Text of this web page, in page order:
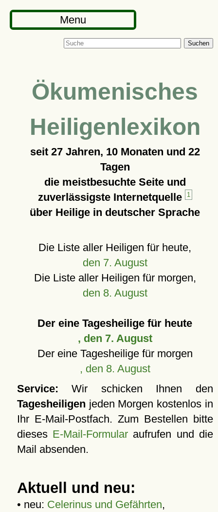
Menu
Suchen
Ökumenisches
Heiligenlexikon
seit 27 Jahren, 10 Monaten und 22
Tagen
die meistbesuchte Seite und
zuverlässigste Internetquelle
1
über Heilige in deutscher Sprache
Die Liste aller Heiligen für heute,
den 7. August
Die Liste aller Heiligen für morgen,
den 8. August
Der eine Tagesheilige für heute
, den 7. August
Der eine Tagesheilige für morgen
, den 8. August
Service: Wir schicken Ihnen den
Tagesheiligen jeden Morgen kostenlos in
Ihr E-Mail-Postfach. Zum Bestellen bitte
dieses E-Mail-Formular aufrufen und die
Mail absenden.
Aktuell und neu:
• neu: Celerinus und Gefährten,